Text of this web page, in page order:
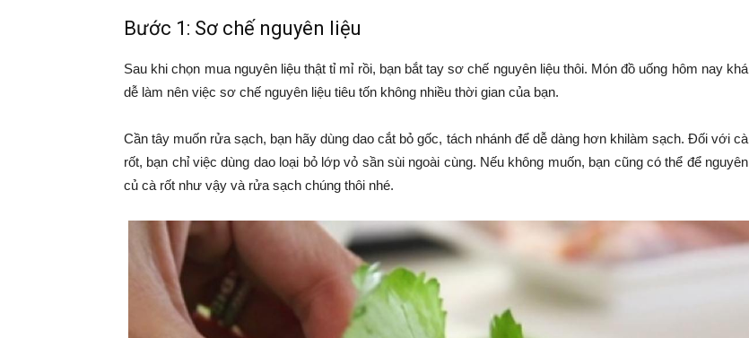
Bước 1: Sơ chế nguyên liệu
Sau khi chọn mua nguyên liệu thật tỉ mỉ rồi, bạn bắt tay sơ chế nguyên liệu thôi. Món đồ uống hôm nay khá
dễ làm nên việc sơ chế nguyên liệu tiêu tốn không nhiều thời gian của bạn.
Cần tây muốn rửa sạch, bạn hãy dùng dao cắt bỏ gốc, tách nhánh để dễ dàng hơn khilàm sạch. Đối với cà
rốt, bạn chỉ việc dùng dao loại bỏ lớp vỏ sần sùi ngoài cùng. Nếu không muốn, bạn cũng có thể để nguyên
củ cà rốt như vậy và rửa sạch chúng thôi nhé.